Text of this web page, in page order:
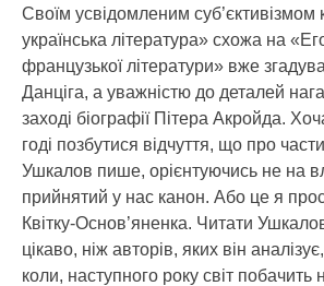
Своїм усвідомленим
українська література» схожа на
французької літератури» вже
Данціга, а уважністю до деталей
заході біографії Пітера Акройда.
годі позбутися відчуття, що про
Ушкалов пише, орієнтуючись не на
прийнятий у нас канон. Або це я
Квітку-Основ’яненка. Читати
цікаво, ніж авторів, яких він
коли, наступного року світ побачить